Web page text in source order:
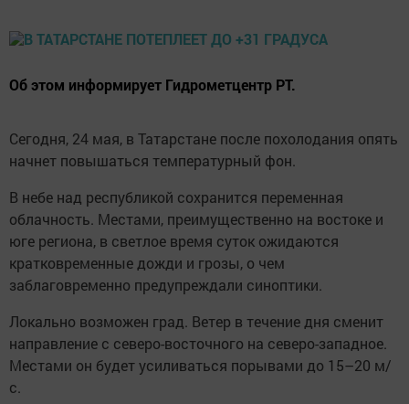
Об этом информирует Гидрометцентр РТ.
Сегодня, 24 мая, в Татарстане после похолодания опять
начнет повышаться температурный фон.
В небе над республикой сохранится переменная
облачность. Местами, преимущественно на востоке и
юге региона, в светлое время суток ожидаются
кратковременные дожди и грозы, о чем
заблаговременно предупреждали синоптики.
Локально возможен град. Ветер в течение дня сменит
направление с северо-восточного на северо-западное.
Местами он будет усиливаться порывами до 15–20 м/
с.